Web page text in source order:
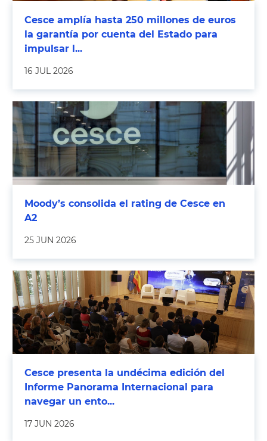
Cesce amplía hasta 250 millones de euros
la garantía por cuenta del Estado para
impulsar l...
16 JUL 2026
Moody’s consolida el rating de Cesce en
A2
25 JUN 2026
Cesce presenta la undécima edición del
Informe Panorama Internacional para
navegar un ento...
17 JUN 2026